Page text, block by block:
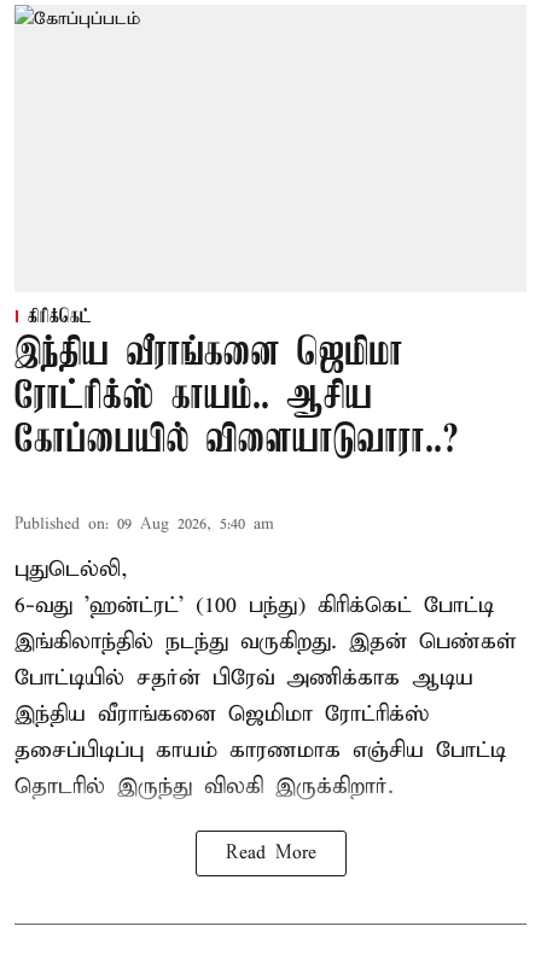
கிரிக்கெட்
இந்திய வீராங்கனை ஜெமிமா
ரோட்ரிக்ஸ் காயம்.. ஆசிய
கோப்பையில் விளையாடுவாரா..?
Published on: 09 Aug 2026, 5:40 am
புதுடெல்லி,
6-வது 'ஹன்ட்ரட்' (100 பந்து) கிரிக்கெட் போட்டி
இங்கிலாந்தில் நடந்து வருகிறது. இதன் பெண்கள்
போட்டியில் சதர்ன் பிரேவ் அணிக்காக ஆடிய
இந்திய வீராங்கனை ஜெமிமா ரோட்ரிக்ஸ்
தசைப்பிடிப்பு காயம் காரணமாக எஞ்சிய போட்டி
தொடரில் இருந்து விலகி இருக்கிறார்.
Read More